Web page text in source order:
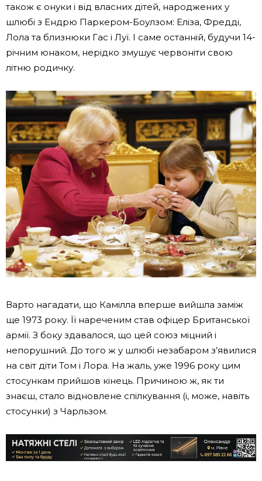
також є онуки і від власних дітей, народжених у
шлюбі з Ендрю Паркером-Боулзом: Еліза, Фредді,
Лола та близнюки Гас і Луї. І саме останній, будучи 14-
річним юнаком, нерідко змушує червоніти свою
літню родичку.
Варто нагадати, що Камілла вперше вийшла заміж
ще 1973 року. Її нареченим став офіцер Британської
армії. З боку здавалося, що цей союз міцний і
непорушний. До того ж у шлюбі незабаром з’явилися
на світ діти Том і Лора. На жаль, уже 1996 року цим
стосункам прийшов кінець. Причиною ж, як ти
знаєш, стало відновлене спілкування (і, може, навіть
стосунки) з Чарльзом.